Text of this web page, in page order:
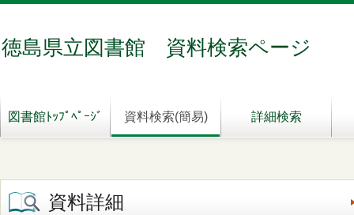
徳島県立図書館 資料検索ページ
図書館ﾄｯﾌﾟﾍﾟｰｼﾞ 資料検索(簡易) 詳細検索
資料詳細